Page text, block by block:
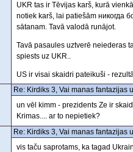
UKR tas ir Tēvijas karš, kurā
notiek karš, lai patiešām никогда
sātanam. Tavā valodā runājot.
Tavā pasaules uztverē neiederas
spiests uz UKR..
US ir visai skaidri pateikuši -
Re: Kirdiks 3, Vai manas fantazijas
un vēl kimm - prezidents Ze ir
Krimas.... ar to nepietiek?
Re: Kirdiks 3, Vai manas fantazijas
vis taču saprotams, ka tagad